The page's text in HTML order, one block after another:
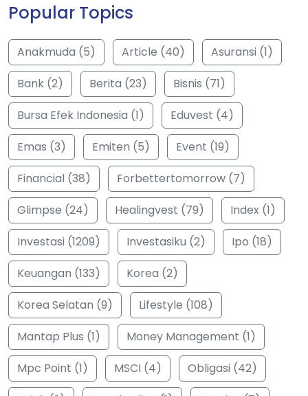
Popular Topics
Anakmuda (5) Article (40)
Asuransi (1)
Bank (2)
Berita (23)
Bisnis (71)
Bursa Efek Indonesia (1)
Eduvest (4)
Emas (3)
Emiten (5)
Event (19)
Financial (38)
Forbettertomorrow (7)
Glimpse (24)
Healingvest (79)
Index (1)
Investasi (1209)
Investasiku (2)
Ipo (18)
Keuangan (133)
Korea (2)
Korea Selatan (9)
Lifestyle (108)
Mantap Plus (1)
Money Management (1)
Mpc Point (1)
MSCI (4)
Obligasi (42)